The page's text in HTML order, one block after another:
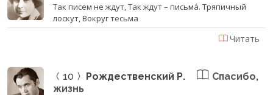
Так писем не ждут, Так ждут – письма́. Тряпичный
лоскут, Вокруг тесьма
Читать
10 Рождественский Р.
Спасибо,
жизнь